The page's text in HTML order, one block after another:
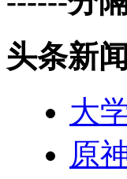
头条新闻
大
原